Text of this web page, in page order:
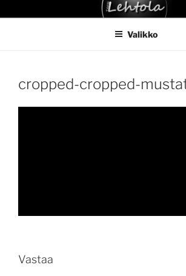
sisältöönTAKSI LEHTOLA
Valikko
cropped-cropped-
Vastaa